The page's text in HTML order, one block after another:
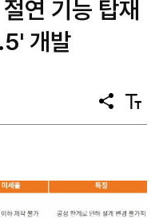
연 기능 탑재
개발
공
유
텍
스